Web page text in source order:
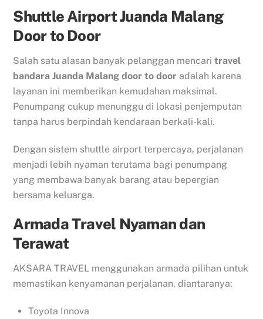
Shuttle Airport Juanda Malang
Door to Door
Salah satu alasan banyak pelanggan mencaritravel
bandara Juanda Malang door to door adalah karena
layanan ini memberikan kemudahan maksimal.
Penumpang cukup menunggu di lokasi penjemputan
tanpa harus berpindah kendaraan berkali-kali.
Dengan sistem shuttle airport terpercaya, perjalanan
menjadi lebih nyaman terutama bagi penumpang
yang membawa banyak barang atau bepergian
bersama keluarga.
Armada Travel Nyaman dan
Terawat
AKSARA TRAVEL menggunakan armada pilihan untuk
memastikan kenyamanan perjalanan, diantaranya:
Toyota Innova